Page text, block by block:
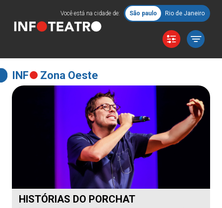
Você está na cidade de: São paulo Rio de Janeiro
INF Zona Oeste
HISTÓRIAS DO PORCHAT